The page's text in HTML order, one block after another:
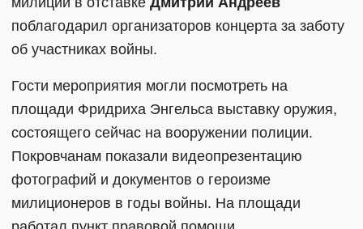
поблагодарил организаторов концерта за заботу
об участниках войны.
Гости мероприятия могли посмотреть на
площади Фридриха Энгельса выставку оружия,
состоящего сейчас на вооружении полиции.
Покровчанам показали видеопрезентацию
фотографий и документов о героизме
милиционеров в годы войны. На площади